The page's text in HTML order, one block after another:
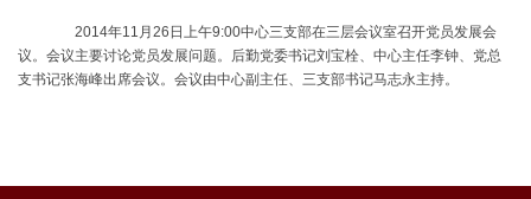
2014年11月26日上午9:00中心三支部在三层会议室召开党员发展会
议。会议主要讨论党员发展问题。后勤党委书记刘宝栓、中心主任李钟、党总
支书记张海峰出席会议。会议由中心副主任、三支部书记马志永主持。